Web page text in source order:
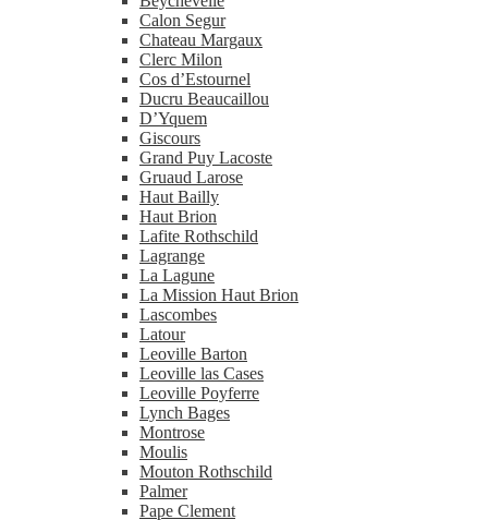
Calon Segur
Chateau Margaux
Clerc Milon
Cos d’Estournel
Ducru Beaucaillou
D’Yquem
Giscours
Grand Puy Lacoste
Gruaud Larose
Haut Bailly
Haut Brion
Lafite Rothschild
Lagrange
La Lagune
La Mission Haut Brion
Lascombes
Latour
Leoville Barton
Leoville las Cases
Leoville Poyferre
Lynch Bages
Montrose
Moulis
Mouton Rothschild
Palmer
Pape Clement